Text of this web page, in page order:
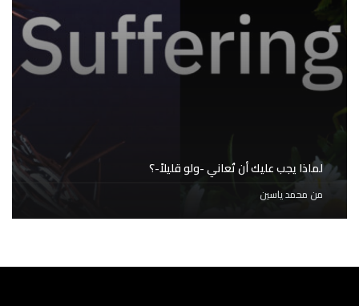
لماذا يجب عليك أن تُعاني -ولو قليلاً-؟
من محمد ياسين